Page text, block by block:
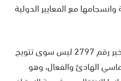
مع المعايير الدولية
ختاما، إن قرار مجلس الأمن الأخير رقم 2797 ليس سوى تتويج
الهادئ والفعال، وهو